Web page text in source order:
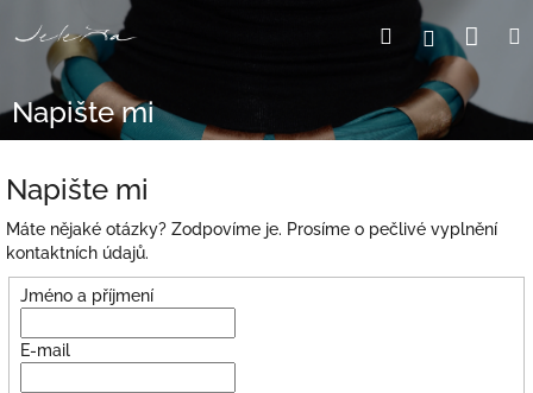
na
HledatPřihlášení
Napište mi
Napište mi
Máte nějaké otázky? Zodpovíme je. Prosíme o pečlivé vyplnění
kontaktních údajů.
Jméno a příjmení
E-mail